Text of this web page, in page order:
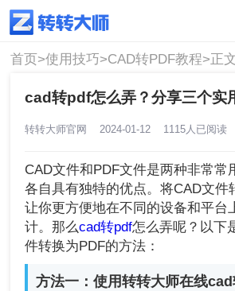
使用技巧
首页>使用技巧>CAD转PDF教程>正
cad转pdf怎么弄？分享三个实
转转大师官网 2024-01-12 1115人已阅读
CAD文件和PDF文件是两种非常常
各自具有独特的优点。将CAD文件
让你更方便地在不同的设备和平台
计。那么cad转pdf怎么弄呢？以下
件转换为PDF的方法：
方法一：使用转转大师在线